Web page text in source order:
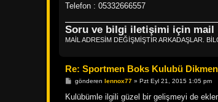
Telefon : 05332666557
Soru ve bilgi iletişimi için mail
MAİL ADRESİM DEĞİŞMİŞTİR ARKADAŞLAR.
Re: Sportmen Boks Kulubü
M
s
gönderen lennox77» Pzt Eyl 21, 2015 1:05 pm
Kulübümle ilgili güzel bir gelişmeyi de